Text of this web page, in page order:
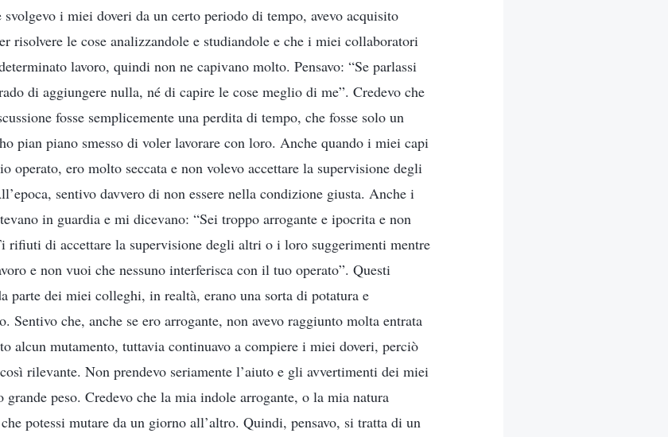
svolgevo i miei doveri da un certo periodo di tempo, avevo acquisito
risolvere le cose analizzandole e studiandole e che i miei collaboratori
lavoro, quindi non ne capivano molto. Pensavo: “Se parlassi
di aggiungere nulla, né di capire le cose meglio di me”. Credevo che
fosse semplicemente una perdita di tempo, che fosse solo un
pian piano smesso di voler lavorare con loro. Anche quando i miei capi
operato, ero molto seccata e non volevo accettare la supervisione degli
sentivo davvero di non essere nella condizione giusta. Anche i
in guardia e mi dicevano: “Sei troppo arrogante e ipocrita e non
rifiuti di accettare la supervisione degli altri o i loro suggerimenti mentre
e non vuoi che nessuno interferisca con il tuo operato”. Questi
parte dei miei colleghi, in realtà, erano una sorta di potatura e
Sentivo che, anche se ero arrogante, non avevo raggiunto molta entrata
alcun mutamento, tuttavia continuavo a compiere i miei doveri, perciò
rilevante. Non prendevo seriamente l’aiuto e gli avvertimenti dei miei
peso. Credevo che la mia indole arrogante, o la mia natura
potessi mutare da un giorno all’altro. Quindi, pensavo, si tratta di un